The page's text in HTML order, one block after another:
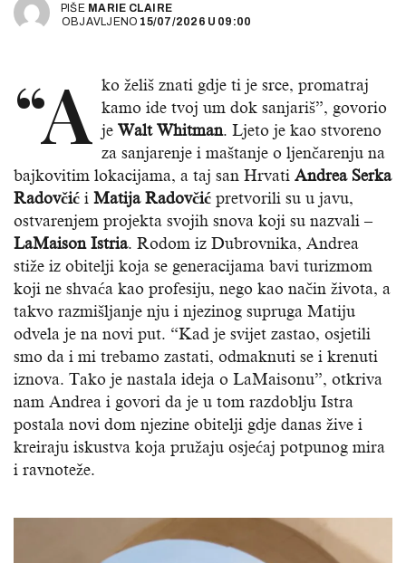
PIŠE MARIE CLAIRE
OBJAVLJENO 15/07/2026 U 09:00
“A ko želiš znati gdje ti je srce, promatraj
kamo ide tvoj um dok sanjariš”, govorio
je Walt Whitman. Ljeto je kao stvoreno
za sanjarenje i maštanje o ljenčarenju na
bajkovitim lokacijama, a taj san Hrvati Andrea Serka
Radovčić i Matija Radovčić pretvorili su u javu,
ostvarenjem projekta svojih snova koji su nazvali –
LaMaison Istria. Rodom iz Dubrovnika, Andrea
stiže iz obitelji koja se generacijama bavi turizmom
koji ne shvaća kao profesiju, nego kao način života, a
takvo razmišljanje nju i njezinog supruga Matiju
odvela je na novi put. “Kad je svijet zastao, osjetili
smo da i mi trebamo zastati, odmaknuti se i krenuti
iznova. Tako je nastala ideja o LaMaisonu”, otkriva
nam Andrea i govori da je u tom razdoblju Istra
postala novi dom njezine obitelji gdje danas žive i
kreiraju iskustva koja pružaju osjećaj potpunog mira
i ravnoteže.